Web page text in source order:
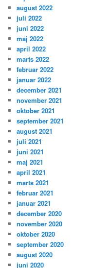
august 2022
juli 2022
juni 2022
maj 2022
april 2022
marts 2022
februar 2022
januar 2022
december 2021
november 2021
oktober 2021
september 2021
august 2021
juli 2021
juni 2021
maj 2021
april 2021
marts 2021
februar 2021
januar 2021
december 2020
november 2020
oktober 2020
september 2020
august 2020
juni 2020